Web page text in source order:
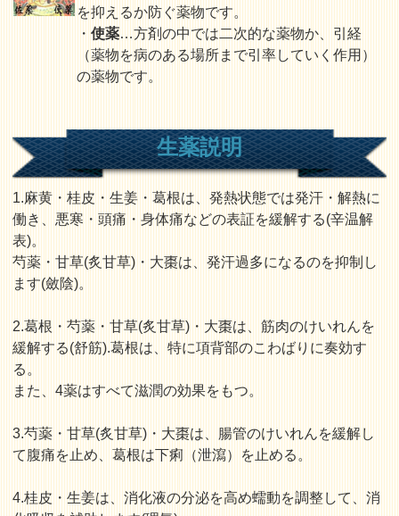
を抑えるか防ぐ薬物です。
・使薬…方剤の中では二次的な薬物か、引経
（薬物を病のある場所まで引率していく作用）
の薬物です。
生薬説明
1.麻黄・桂皮・生姜・葛根は、発熱状態では発汗・解熱に
働き、悪寒・頭痛・身体痛などの表証を緩解する(辛温解
表)。
芍薬・甘草(炙甘草)・大棗は、発汗過多になるのを抑制し
ます(斂陰)。
2.葛根・芍薬・甘草(炙甘草)・大棗は、筋肉のけいれんを
緩解する(舒筋).葛根は、特に項背部のこわばりに奏効す
る。
また、4薬はすべて滋潤の効果をもつ。
3.芍薬・甘草(炙甘草)・大棗は、腸管のけいれんを緩解し
て腹痛を止め、葛根は下痢（泄瀉）を止める。
4.桂皮・生姜は、消化液の分泌を高め蠕動を調整して、消